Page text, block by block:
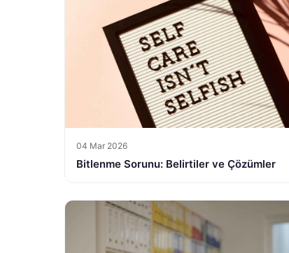
04 Mar 2026
Bitlenme Sorunu: Belirtiler ve Çözümler